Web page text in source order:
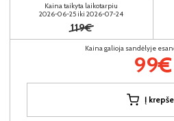
Kaina taikyta laikotarpiu
2026-06-25 iki 2026-07-24
119€
Kaina galioja sandėlyje
99€
Į